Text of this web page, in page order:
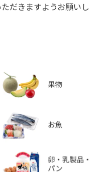
だきますようお願いし